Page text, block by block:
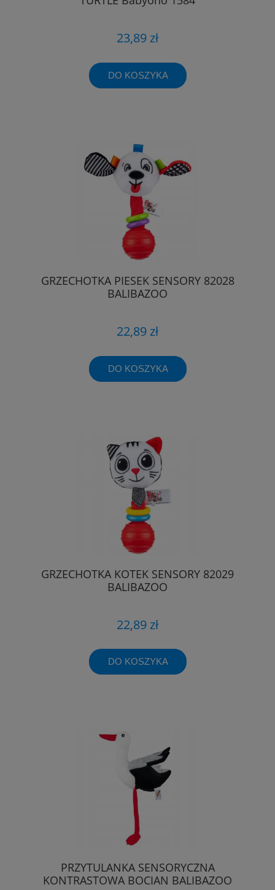
23,89 zł
DO KOSZYKA
GRZECHOTKA PIESEK SENSORY 82028
BALIBAZOO
22,89 zł
DO KOSZYKA
GRZECHOTKA KOTEK SENSORY 82029
BALIBAZOO
22,89 zł
DO KOSZYKA
PRZYTULANKA SENSORYCZNA
KONTRASTOWA BOCIAN BALIBAZOO